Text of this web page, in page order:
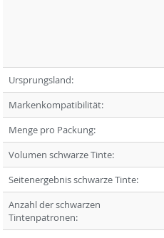
Ursprungsland:
Markenkompatibilität:
Menge pro Packung:
Volumen schwarze Tinte:
Seitenergebnis schwarze Tinte:
Anzahl der schwarzen
Tintenpatronen: